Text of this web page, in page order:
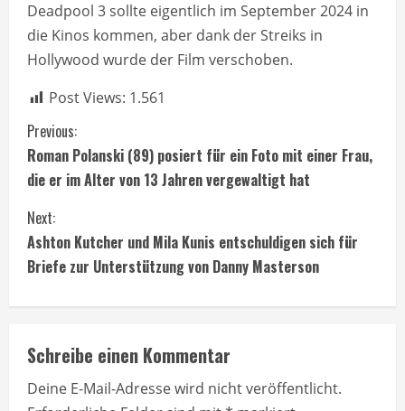
Deadpool 3 sollte eigentlich im September 2024 in
die Kinos kommen, aber dank der Streiks in
Hollywood wurde der Film verschoben.
Post Views: 1.561
C
o
n
t
u
e
Previous:
Roman Polanski (89) posiert für ein Foto mit einer Frau,
die er im Alter von 13 Jahren vergewaltigt hat
Next:
Ashton Kutcher und Mila Kunis entschuldigen sich für
Briefe zur Unterstützung von Danny Masterson
Schreibe einen Kommentar
Deine E-Mail-Adresse wird nicht veröffentlicht.